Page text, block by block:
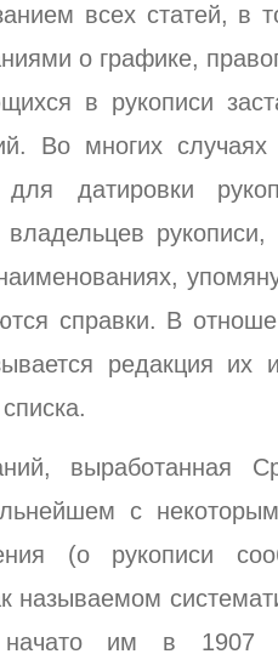
всех статей, в
о графике,
в рукописи
Во многих
датировки
владельцев
справки. В
редакция их
выработанная
с
(о рукописи
называемом
начато им в 1907